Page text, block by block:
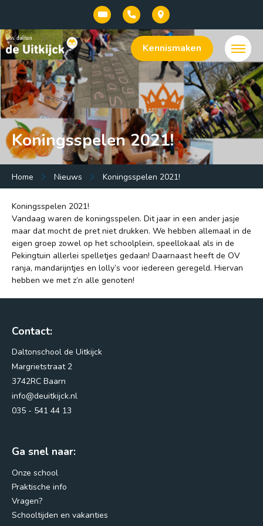
Kennismaken
Menu:
openbaar dalton onderwijs in Baarn
Onze school
Praktische info
Nieuws
Vragen?
Margrietstraat 2
3742RC Baarn
info@deuitkijck.nl
Koningsspelen 2021!
Home Nieuws Koningsspelen 2021!
Koningsspelen 2021!
Vandaag waren de koningsspelen. Dit jaar in een ander jasje
maar dat mocht de pret niet drukken. We hebben allemaal in de
eigen groep zowel op het schoolplein, speellokaal als in de
Pekingtuin allerlei spelletjes gedaan! Daarnaast heeft de OV
ranja, mandarijntjes en lolly’s voor iedereen geregeld. Hiervan
hebben we met z’n alle genoten!
Contact:
Daltonschool de Uitkijck
Margrietstraat 2
3742RC Baarn
info@deuitkijck.nl
035 - 541 44 13
Ga snel naar:
Onze school
Praktische info
Vragen?
Schooltijden en vakanties